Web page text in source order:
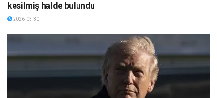
kesilmiş halde bulundu
2026-03-30